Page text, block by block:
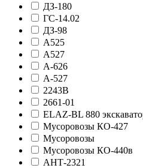
ДЗ-180
ГС-14.02
ДЗ-98
А525
А527
А-626
А-527
2243В
2661-01
ELAZ-BL 880
Мусоровозы КО-427
Мусоровозы
Мусоровозы КО-440в
АНТ-2321